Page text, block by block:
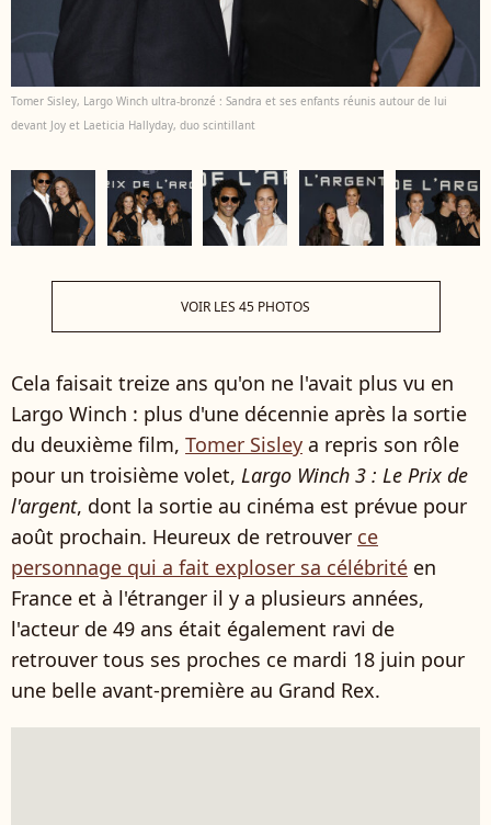
Tomer Sisley, Largo Winch ultra-bronzé : Sandra et ses enfants réunis autour de lui
devant Joy et Laeticia Hallyday, duo scintillant
VOIR LES 45 PHOTOS
Cela faisait treize ans qu'on ne l'avait plus vu en
Largo Winch : plus d'une décennie après la sortie
du deuxième film, Tomer Sisley a repris son rôle
pour un troisième volet, Largo Winch 3 : Le Prix de
l'argent, dont la sortie au cinéma est prévue pour
août prochain. Heureux de retrouver ce
personnage qui a fait exploser sa célébrité en
France et à l'étranger il y a plusieurs années,
l'acteur de 49 ans était également ravi de
retrouver tous ses proches ce mardi 18 juin pour
une belle avant-première au Grand Rex.